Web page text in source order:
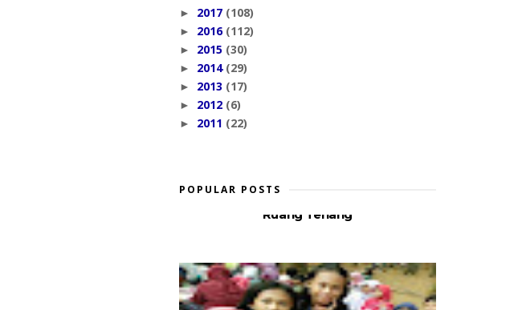
► 2017 (108)
► 2016 (112)
► 2015 (30)
► 2014 (29)
► 2013 (17)
► 2012 (6)
► 2011 (22)
POPULAR POSTS
Ruang Tenang